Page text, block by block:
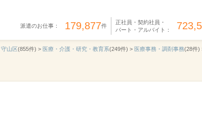
派遣のお仕事： 179,877件
正社員・契約社員・
パート・アルバイト：
守山区(855件) > 医療・介護・研究・教育系(249件) > 医療事務・調剤事務(28件)